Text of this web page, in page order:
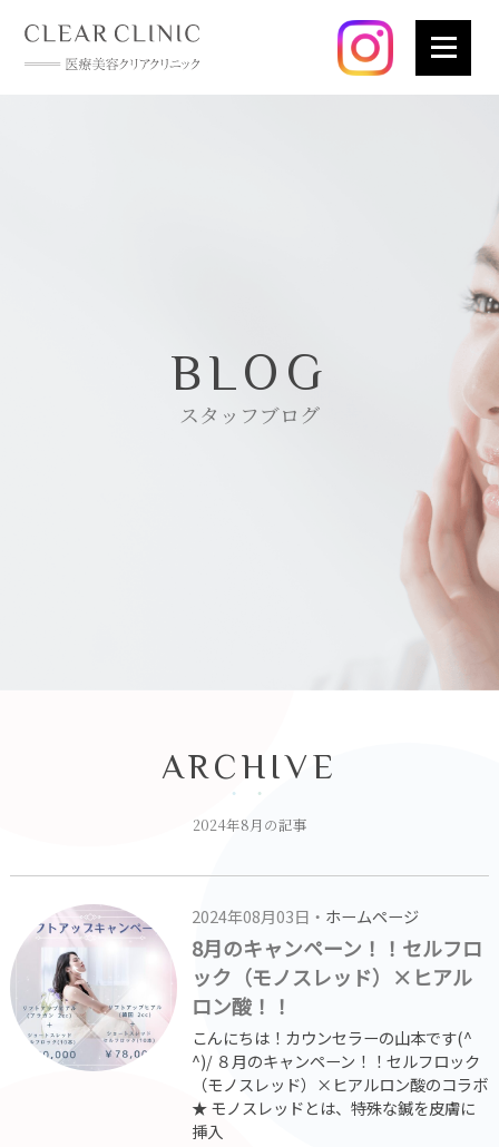
BLOG
スタッフブログ
ARCHIVE
2024年8月の記事
2024年08月03日・ ホームページ
8月のキャンペーン！！セルフロ
ック（モノスレッド）×ヒアル
ロン酸！！
こんにちは！カウンセラーの山本です(^
^)/ ８月のキャンペーン！！セルフロック
（モノスレッド）×ヒアルロン酸のコラボ
★ モノスレッドとは、特殊な鍼を皮膚に
挿入